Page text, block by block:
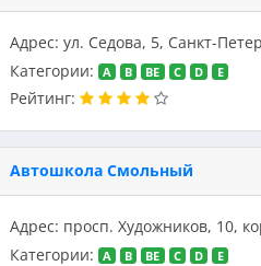
Адрес: ул. Седова, 5, Санкт-
Категории:
A B BE C D E
Рейтинг:
Автошкола Смольный
Адрес: просп. Художников, 10,
Категории:
A B BE C D E